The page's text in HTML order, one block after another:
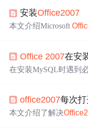
安装Office2007
本文介绍Microsoft
及如何利用SharePoint
Office 2007在安
在安装MySQL时遇到
程中出错'的问题。解
表中特定键值，最终
office2007每次
本文介绍了解决Office